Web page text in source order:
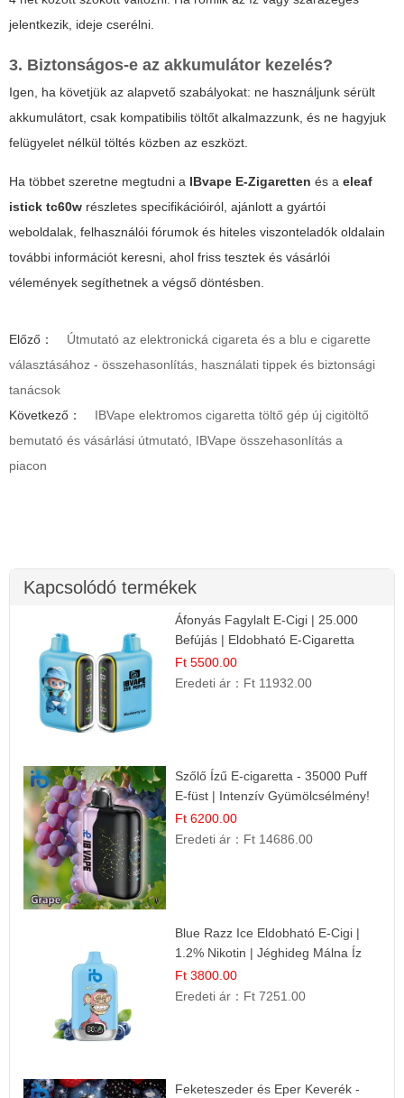
jelentkezik, ideje cserélni.
3. Biztonságos-e az akkumulátor kezelés?
Igen, ha követjük az alapvető szabályokat: ne használjunk sérült
akkumulátort, csak kompatibilis töltőt alkalmazzunk, és ne hagyjuk
felügyelet nélkül töltés közben az eszközt.
Ha többet szeretne megtudni a IBvape E-Zigaretten és a eleaf
istick tc60w részletes specifikációiról, ajánlott a gyártói
weboldalak, felhasználói fórumok és hiteles viszonteladók oldalain
további információt keresni, ahol friss tesztek és vásárlói
vélemények segíthetnek a végső döntésben.
Előző：
Útmutató az elektronická cigareta és a blu e cigarette
választásához - összehasonlítás, használati tippek és biztonsági
tanácsok
Következő：
IBVape elektromos cigaretta töltő gép új cigitöltő
bemutató és vásárlási útmutató, IBVape összehasonlítás a
piacon
Kapcsolódó termékek
Áfonyás Fagylalt E-Cigi | 25.000
Befújás | Eldobható E-Cigaretta
Ft 5500.00
Eredeti ár： Ft 11932.00
Szőlő Ízű E-cigaretta - 35000 Puff
E-füst | Intenzív Gyümölcsélmény!
Ft 6200.00
Eredeti ár： Ft 14686.00
Blue Razz Ice Eldobható E-Cigi |
1.2% Nikotin | Jéghideg Málna Íz
Ft 3800.00
Eredeti ár： Ft 7251.00
Feketeszeder és Eper Keverék -